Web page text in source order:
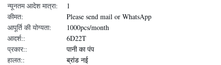
न्यूनतम आदेश मात्रा:
1
कीमत:
Please send mail or WhatsApp
आपूर्ति की योग्यता:
1000pcs/month
आदर्श::
6D22T
प्रकार::
पानी का पंप
हालत::
ब्रांड नई